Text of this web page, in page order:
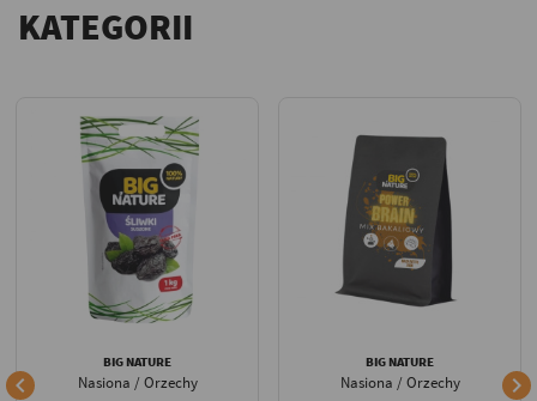
KATEGORII

BIG NATURE
Nasiona / Orzechy
BIG NATURE
Nasiona / Orzechy 